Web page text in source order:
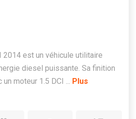
2014 est un véhicule utilitaire
diesel puissante. Sa finition
moteur 1.5 DCI ... Plus